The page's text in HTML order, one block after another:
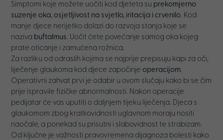
Simptomi koje možete uočiti kod djeteta su prekomjerno
suzenje oka, osjetljivost na svjetlo, iritacija i crvenilo. Kod
manje djece nerijetko dolazi do razvoja stanja koje se
naziva buftalmus. Uočit ćete povećanje samog oka kojeg
prate oticanje i zamućena rožnica.
Za razliku od odraslih kojima se najprije prepisuju kapi za oči,
liječenje glaukoma kod djece započinje operacijom.
Operativni zahvat prvi je odabir u ovom slučaju kako bi se čim
prije ispravile fizičke abnormalnosti. Nakon operacije
pedijatar će vas uputiti o daljnjem tijeku liječenja. Djeca s
glaukomom zbog kratkovidnosti uglavnom moraju nositi
naočale, a ponekad su prisutni i slabovidnost te strabizam.
Od ključne je važnosti pravovremena dijagnoza bolesti kako